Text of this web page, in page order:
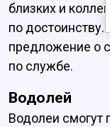
близких и
по достоинству.
предложение о
по службе.
Водолей
Водолеи смогут